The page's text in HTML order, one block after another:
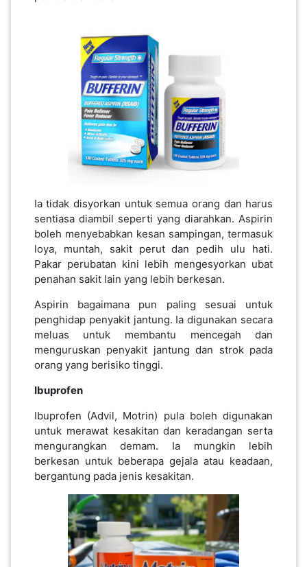
Ia tidak disyorkan untuk semua orang dan harus
sentiasa diambil seperti yang diarahkan. Aspirin
boleh menyebabkan kesan sampingan, termasuk
loya, muntah, sakit perut dan pedih ulu hati.
Pakar perubatan kini lebih mengesyorkan ubat
penahan sakit lain yang lebih berkesan.
Aspirin bagaimana pun paling sesuai untuk
penghidap penyakit jantung. Ia digunakan secara
meluas untuk membantu mencegah dan
menguruskan penyakit jantung dan strok pada
orang yang berisiko tinggi.
Ibuprofen
Ibuprofen (Advil, Motrin) pula boleh digunakan
untuk merawat kesakitan dan keradangan serta
mengurangkan demam. Ia mungkin lebih
berkesan untuk beberapa gejala atau keadaan,
bergantung pada jenis kesakitan.
SARAWAK(2)
MELAKA(53)
PENANG(2)
PERLIS(6)
KUALA
LUMPUR(16)
PUTRAJAYA(9)
LABUAN(2)
MALAYSIA(82)
INDONESIA(1)
SINGAPORE(0)